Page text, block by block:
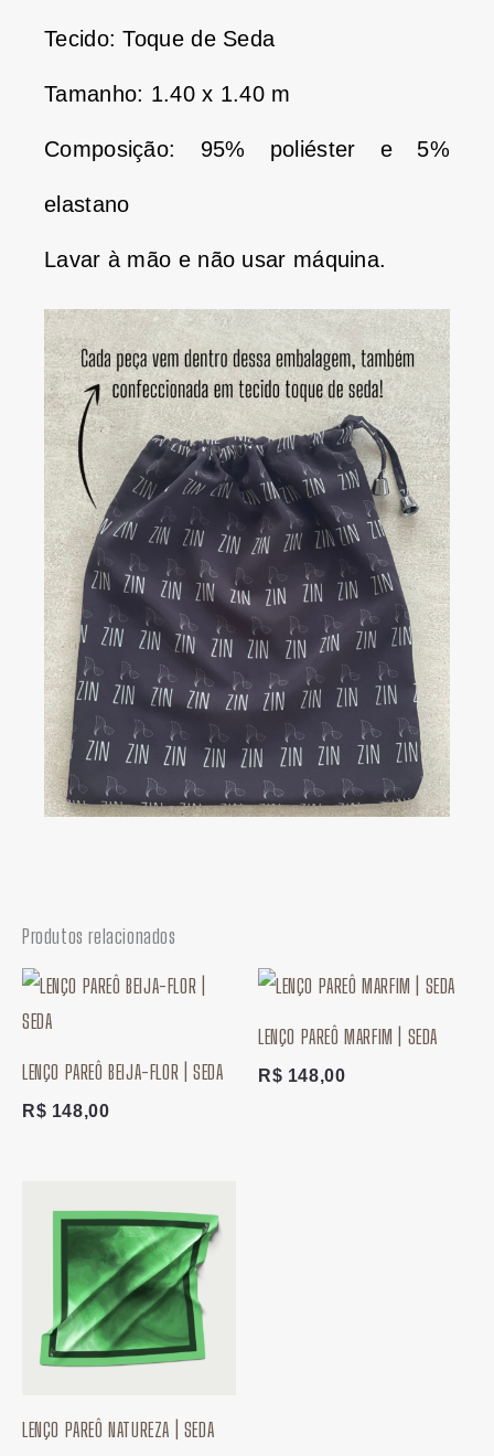
Tecido: Toque de Seda
Tamanho: 1.40 x 1.40 m
Composição: 95% poliéster e 5%
elastano
Lavar à mão e não usar máquina.
Produtos relacionados
LENÇO PAREÔ BEIJA-FLOR | SEDA
R$ 148,00
LENÇO PAREÔ MARFIM | SEDA
R$ 148,00
LENÇO PAREÔ NATUREZA | SEDA